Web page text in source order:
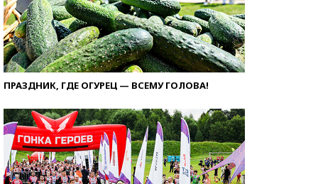
ПРАЗДНИК, ГДЕ ОГУРЕЦ — ВСЕМУ ГОЛОВА!